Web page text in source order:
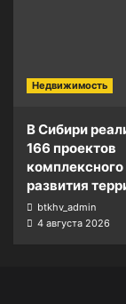
Недвижимость
В Сибири
166 проектов
комплексного
развития
btkhv_admin
4 августа 2026